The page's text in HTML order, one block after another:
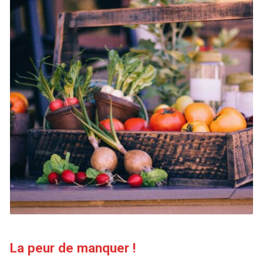
La peur de manquer !